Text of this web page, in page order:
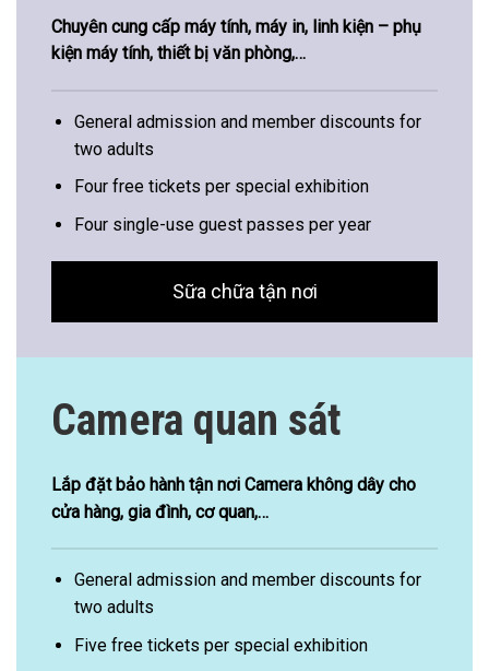
Chuyên cung cấp máy tính, máy in, linh kiện – phụ
kiện máy tính, thiết bị văn phòng,…
General admission and member discounts for
two adults
Four free tickets per special exhibition
Four single-use guest passes per year
Sữa chữa tận nơi
Camera quan sát
Lắp đặt bảo hành tận nơi Camera không dây cho
cửa hàng, gia đình, cơ quan,…
General admission and member discounts for
two adults
Five free tickets per special exhibition